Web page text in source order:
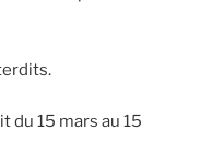
du 15 mars au 15